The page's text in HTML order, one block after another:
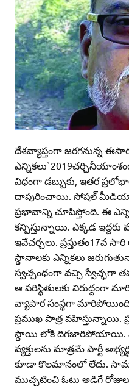
దేశవ్యాప్తంగా జరగనున్న
విధంగా డబ్బుకు, ఇతర
దాపురించాయి. సోషల్‌ మీడియా
ప్రభావాన్ని చూపిస్తోంది. ఈ
కన్పిస్తున్నాయి. ఎక్కడ ఇద్దరు
ఇవేచర్చలు. ప్రస్తుతం17వ
స్థానాలకు ఎన్నికలు
స్వచ్చంధంగా వచ్చి స్వేచ్ఛగా
ఆ పరిస్థితులకు విరుద్దంగా
వ్యాపార సంస్థగా మారిపోయింది.
ప్రముఖ పాత్ర
స్థాయి లోకి దిగజారిపోయాయి.
వ్యక్తులను మాత్రమే పార్టీ
కూడా కొలమానంలో లేదు.
ముచ్చటించి ఓటు అడిగే